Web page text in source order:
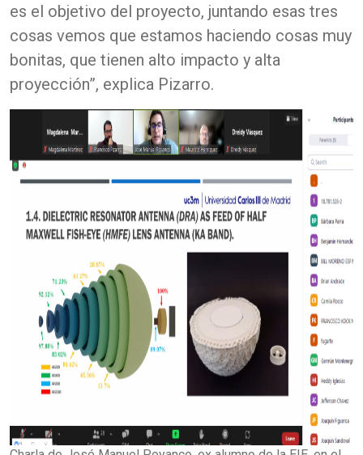
es el objetivo del proyecto, juntando esas tres
cosas vemos que estamos haciendo cosas muy
bonitas, que tienen alto impacto y alta
proyección”, explica Pizarro.